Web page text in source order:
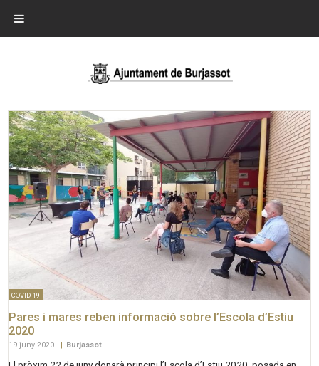
COVID-19
Pares i mares reben informació sobre l’Escola d’Estiu
2020
19 juny 2020 Burjassot